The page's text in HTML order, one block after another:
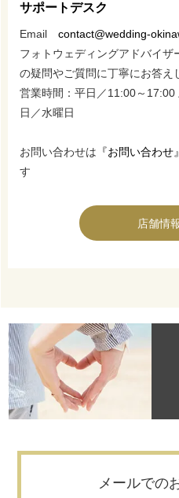
サポートデスク
Email contact@wedding-
フォトウェディングアドバイザ
の疑問やご質問に丁寧にお答え
営業時間：平日／11:00～
日／水曜日
お問い合わせは 『お問い合わせ』
す
店舗情
メールでの